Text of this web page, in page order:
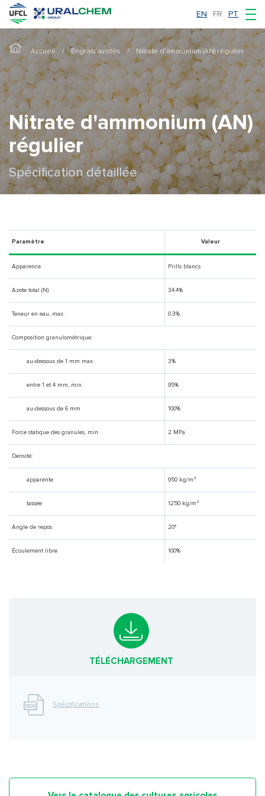
EN FR PT
Accueil Engrais azotés Nitrate d'ammonium (AN) régulier
Nitrate d'ammonium (AN)
régulier
Spécification détaillée
Paramètre Valeur
Apparence Prills blancs
Azote total (N) 34.4%
Teneur en eau, max. 0.3%
Composition granulométrique:
au-dessous de 1 mm max. 3%
entre 1 et 4 mm, min. 95%
au-dessous de 6 mm 100%
Force statique des granules, min. 2 MPa
Densité:
apparente 950 kg/m³
tassée 1250 kg/m³
Angle de repos 20°
Écoulement libre 100%
TÉLÉCHARGEMENT
Spécifications